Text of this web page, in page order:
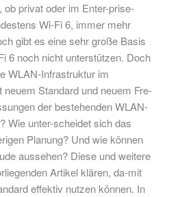
privat oder im Enter-prise-
Wi-Fi 6, immer mehr
gibt es eine sehr große Basis
6 noch nicht unterstützen. Doch
WLAN-Infrastruktur im
Standard und neuem Fre-
der bestehenden WLAN-
Wie unter-scheidet sich das
Planung? Und wie können
aussehen? Diese und weitere
Artikel klären, da-mit
effektiv nutzen können. In